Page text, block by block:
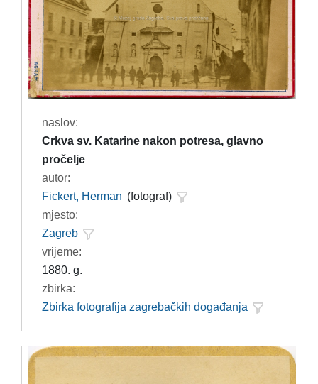
naslov:
Crkva sv. Katarine nakon potresa, glavno
pročelje
autor:
Fickert, Herman (fotograf)
mjesto:
Zagreb
vrijeme:
1880. g.
zbirka:
Zbirka fotografija zagrebačkih događanja